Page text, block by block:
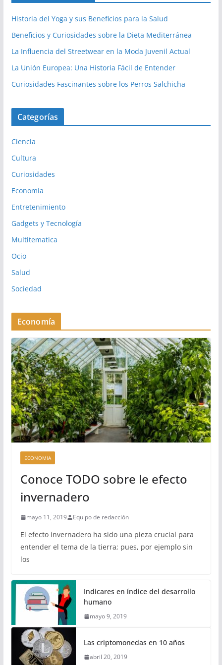
Historia del Yoga y sus Beneficios para la Salud
Beneficios y Curiosidades sobre la Dieta Mediterránea
La Influencia del Streetwear en la Moda Juvenil Actual
La Unión Europea: Una Historia Fácil de Entender
Curiosidades Fascinantes sobre los Perros Salchicha
Categorías
Ciencia
Cultura
Curiosidades
Economia
Entretenimiento
Gadgets y Tecnología
Multitematica
Ocio
Salud
Sociedad
Economía
ECONOMIA
Conoce TODO sobre le efecto
invernadero
mayo 11, 2019 Equipo de redacción
El efecto invernadero ha sido una pieza crucial para
entender el tema de la tierra; pues, por ejemplo sin
los
Indicares en índice del desarrollo
humano
mayo 9, 2019
Las criptomonedas en 10 años
abril 20, 2019